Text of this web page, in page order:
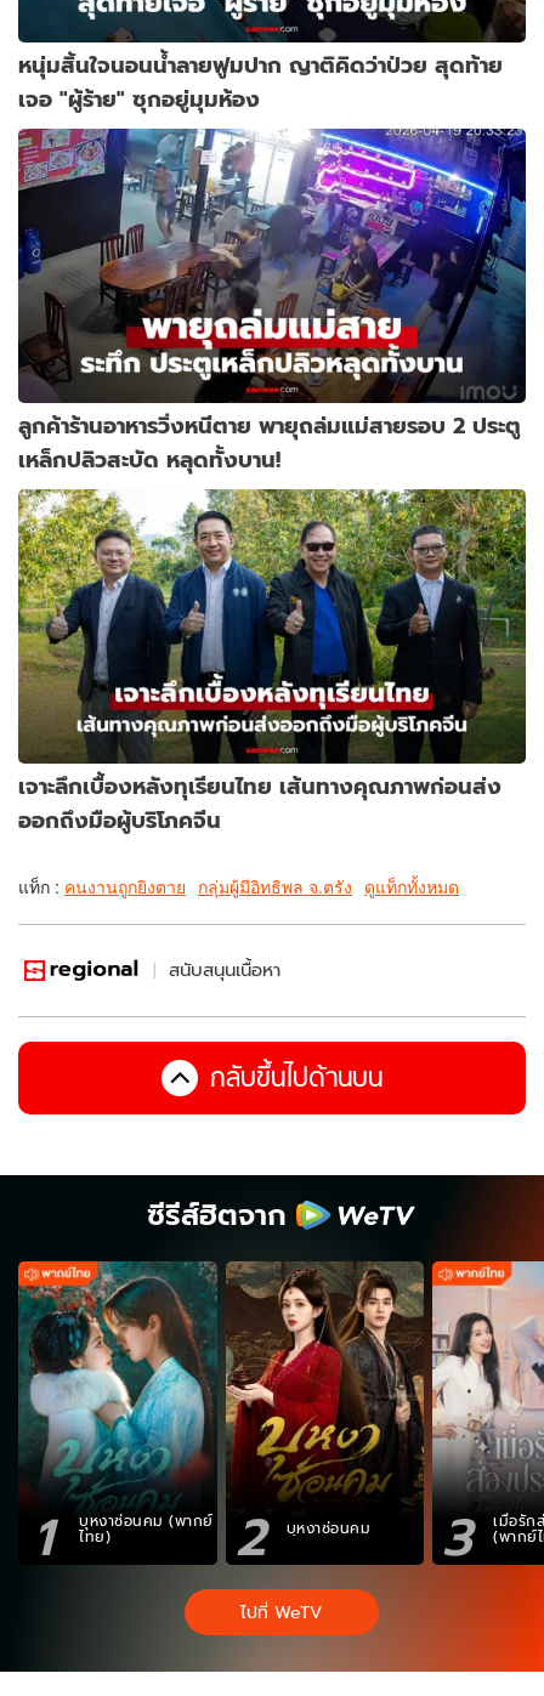
หนุ่มสิ้นใจนอนน้ำลายฟูมปาก ญาติคิดว่าป่วย สุดท้าย
เจอ "ผู้ร้าย" ซุกอยู่มุมห้อง
ลูกค้าร้านอาหารวิ่งหนีตาย พายุถล่มแม่สายรอบ 2 ประตู
เหล็กปลิวสะบัด หลุดทั้งบาน!
เจาะลึกเบื้องหลังทุเรียนไทย เส้นทางคุณภาพก่อนส่ง
ออกถึงมือผู้บริโภคจีน
แท็ก : คนงานถูกยิงตาย กลุ่มผู้มีอิทธิพล จ.ตรัง ดูแท็กทั้งหมด
สนับสนุนเนื้อหา
กลับขึ้นไปด้านบน
ซีรีส์ฮิตจาก
1 บุหงาซ่อนคม (พากย์
ไทย) 2 บุหงาซ่อนคม 3 เมื่อรัก
(พากย์
ไปที่ WeTV